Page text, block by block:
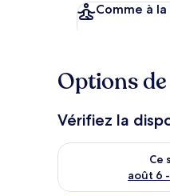
Comme à la
Options
Vérifiez la
Ce
août 6
Vérifier la